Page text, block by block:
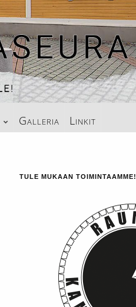
Galleria Linkit
TULE MUKAAN TOIMINTAAMME!